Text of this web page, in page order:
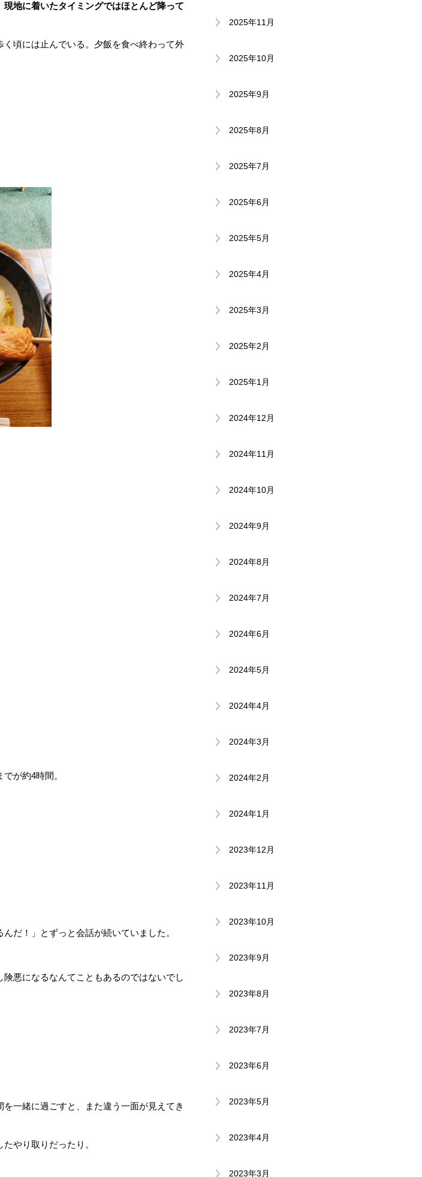
現地に着いたタイミングではほとんど降って
頃には止んでいる。夕飯を食べ終わって外
が約4時間。
だ！」とずっと会話が続いていました。
悪になるなんてこともあるのではないでし
一緒に過ごすと、また違う一面が見えてき
やり取りだったり。
2025年11月
2025年10月
2025年9月
2025年8月
2025年7月
2025年6月
2025年5月
2025年4月
2025年3月
2025年2月
2025年1月
2024年12月
2024年11月
2024年10月
2024年9月
2024年8月
2024年7月
2024年6月
2024年5月
2024年4月
2024年3月
2024年2月
2024年1月
2023年12月
2023年11月
2023年10月
2023年9月
2023年8月
2023年7月
2023年6月
2023年5月
2023年4月
2023年3月